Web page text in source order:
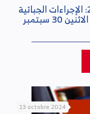
مشروع قانون المالية لسنة 2025: الإجراءات الجبائية
والمالية أمام مجلس وزاري يوم الاثنين 30 سبتمبر
13 octobre 2024